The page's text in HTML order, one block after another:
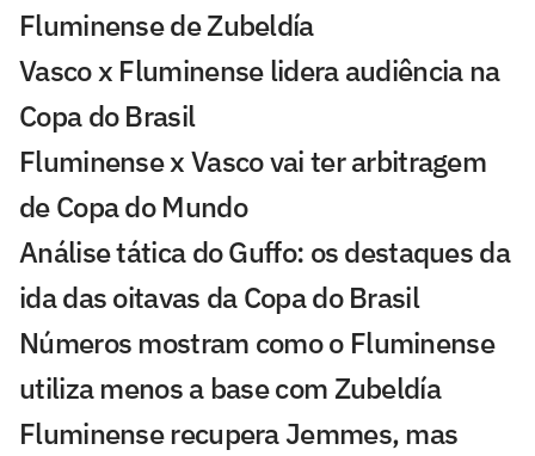
Fluminense de Zubeldía
Vasco x Fluminense lidera audiência na
Copa do Brasil
Fluminense x Vasco vai ter arbitragem
de Copa do Mundo
Análise tática do Guffo: os destaques da
ida das oitavas da Copa do Brasil
Números mostram como o Fluminense
utiliza menos a base com Zubeldía
Fluminense recupera Jemmes, mas